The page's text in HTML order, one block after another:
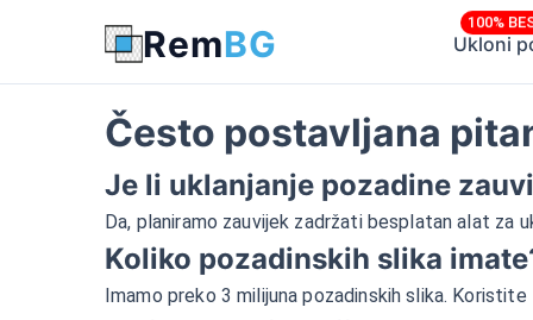
RemBG Ukloni
100%
Često postavljana
Je li uklanjanje pozadine
Da, planiramo zauvijek zadržati besplatan alat za
Koliko pozadinskih slika
Imamo preko 3 milijuna pozadinskih slika.